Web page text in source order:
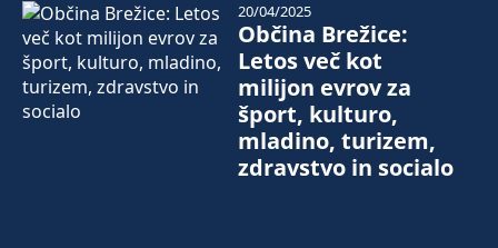
Občina Brežice:
Letos več kot
milijon evrov za
šport, kulturo,
mladino, turizem,
zdravstvo in socialo
20/04/2025